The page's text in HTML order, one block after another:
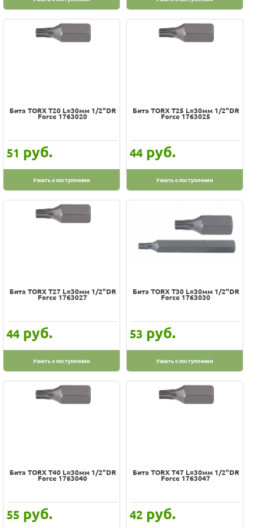
Бита TORX Т20 L=30мм 1/2"DR
Force 1763020
51 руб.
Узнать о поступлении
Бита TORX Т25 L=30мм 1/2"DR
Force 1763025
44 руб.
Узнать о поступлении
Бита TORX Т27 L=30мм 1/2"DR
Force 1763027
44 руб.
Узнать о поступлении
Бита TORX Т30 L=30мм 1/2"DR
Force 1763030
53 руб.
Узнать о поступлении
Бита TORX Т40 L=30мм 1/2"DR
Force 1763040
55 руб.
Бита TORX Т47 L=30мм 1/2"DR
Force 1763047
42 руб.